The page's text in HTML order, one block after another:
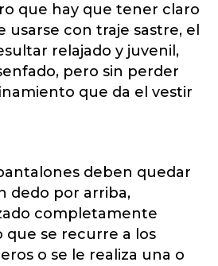
que hay que tener claro
usarse con traje sastre, el
relajado y juvenil,
pero sin perder
que da el vestir
deben quedar
dedo por arriba,
completamente
que se recurre a los
o se le realiza una o